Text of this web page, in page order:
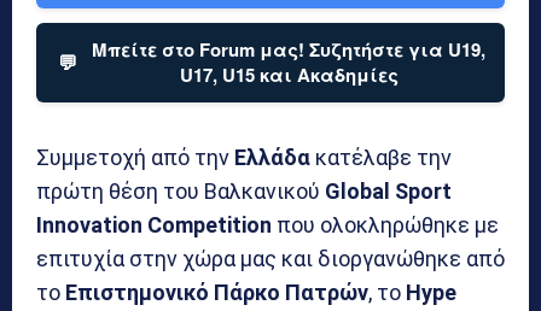
💬
Μπείτε στο Forum μας! Συζητήστε για U19,
U17, U15 και Ακαδημίες
Συμμετοχή από την Ελλάδα κατέλαβε την
πρώτη θέση του Βαλκανικού Global Sport
Innovation Competition που ολοκληρώθηκε με
επιτυχία στην χώρα μας και διοργανώθηκε από
το Επιστημονικό Πάρκο Πατρών, το Hype